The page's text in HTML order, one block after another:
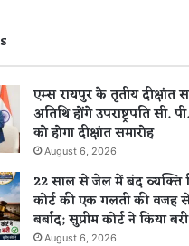
एम्स रायपुर के तृतीय दीक्षांत
अतिथि होंगे उपराष्ट्रपति सी.
को होगा दीक्षांत समारोह
August 6, 2026
22 साल से जेल में बंद व्यक्ति
कोर्ट की एक गलती की वजह
बर्बाद; सुप्रीम कोर्ट ने किया बरी
August 6, 2026